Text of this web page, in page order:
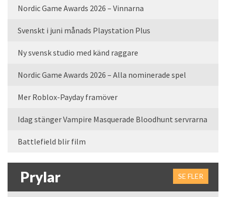
Nordic Game Awards 2026 – Vinnarna
Svenskt i juni månads Playstation Plus
Ny svensk studio med känd raggare
Nordic Game Awards 2026 – Alla nominerade spel
Mer Roblox-Payday framöver
Idag stänger Vampire Masquerade Bloodhunt servrarna
Battlefield blir film
Prylar SE FLER